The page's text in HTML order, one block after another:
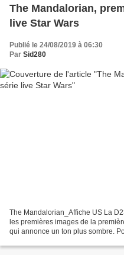
The Mandalorian,
live Star Wars
Publié le 24/08/2019 à 06:30
Par Sid280
The Mandalorian_Affiche US La
les premières images de la
qui annonce un ton plus sombre.